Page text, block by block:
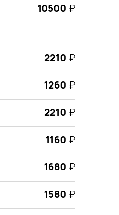
10500 ₽
2210 ₽
1260 ₽
2210 ₽
1160 ₽
1680 ₽
1580 ₽